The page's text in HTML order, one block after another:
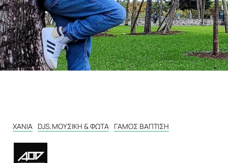
ΧΑΝΙΆ DJS,ΜΟΥΣΙΚΉ & ΦΏΤΑ ΓΆΜΟΣ ΒΆΠΤΙΣΗ